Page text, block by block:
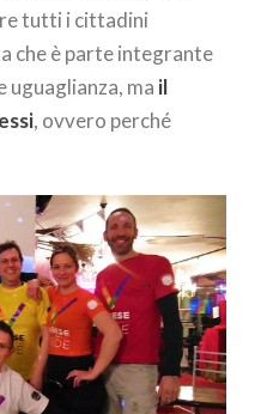
tutti i cittadini
che è parte integrante
ma il
, ovvero perché